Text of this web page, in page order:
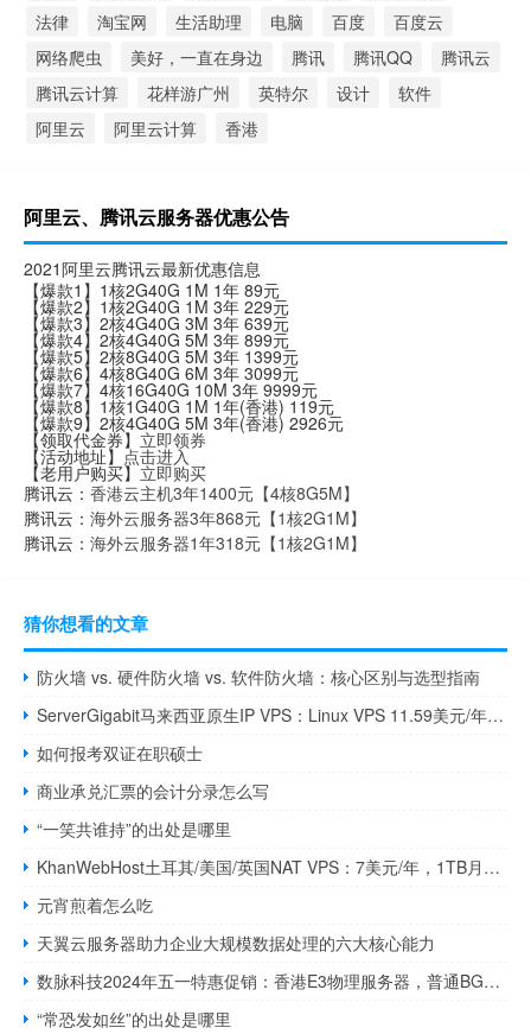
法律
淘宝网 生活助理 电脑 百度
百度云
网络爬虫
美好，一直在身边 腾讯 腾讯QQ
腾讯云
腾讯云计算
花样游广州 英特尔 设计
软件
阿里云
阿里云计算 香港
阿里云、腾讯云服务器优惠公告
2021阿里云腾讯云最新优惠信息
【爆款1】1核2G40G 1M 1年 89元
【爆款2】1核2G40G 1M 3年 229元
【爆款3】2核4G40G 3M 3年 639元
【爆款4】2核4G40G 5M 3年 899元
【爆款5】2核8G40G 5M 3年 1399元
【爆款6】4核8G40G 6M 3年 3099元
【爆款7】4核16G40G 10M 3年 9999元
【爆款8】1核1G40G 1M 1年(香港) 119元
【爆款9】2核4G40G 5M 3年(香港) 2926元
【领取代金券】 立即领券
【活动地址】 点击进入
【老用户购买】立即购买
腾讯云： 香港云主机3年1400元【4核8G5M】
腾讯云： 海外云服务器3年868元【1核2G1M】
腾讯云： 海外云服务器1年318元【1核2G1M】
猜你想看的文章
防火墙 vs. 硬件防火墙 vs. 软件防火墙：核心区别与选型指南
ServerGigabit马来西亚原生IP VPS：Linux VPS 11.59美元/年，Windows VPS 9.59美元/月，7天退款保证
如何报考双证在职硕士
商业承兑汇票的会计分录怎么写
“一笑共谁持”的出处是哪里
KhanWebHost土耳其/美国/英国NAT VPS：7美元/年，1TB月流量，支持支付宝Paypal
元宵煎着怎么吃
天翼云服务器助力企业大规模数据处理的六大核心能力
数脉科技2024年五一特惠促销：香港E3物理服务器，普通BGP/优质BGP/华为混合网线路，支持支付宝/银联/Paypal
“常恐发如丝”的出处是哪里